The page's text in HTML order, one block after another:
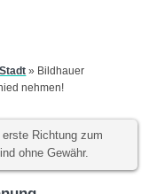
» Bildhauer
nehmen!
Richtung zum
ohne Gewähr.